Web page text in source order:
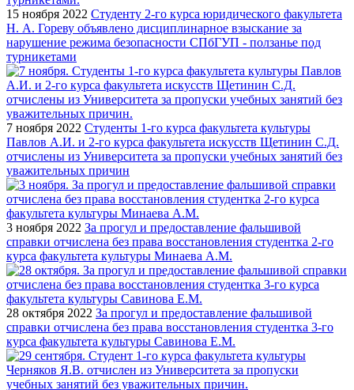
15 ноября 2022 Студенту 2-го курса юридического факультета
Н. А. Гореву объявлено дисциплинарное взыскание за
нарушение режима безопасности СПбГУП - ползанье под
турникетами
7 ноября 2022 Студенты 1-го курса факультета культуры
Павлов А.И. и 2-го курса факультета искусств Щетинин С.Д.
отчислены из Университета за пропуски учебных занятий без
уважительных причин
3 ноября 2022 За прогул и предоставление фальшивой
справки отчислена без права восстановления студентка 2-го
курса факультета культуры Минаева А.М.
28 октября 2022 За прогул и предоставление фальшивой
справки отчислена без права восстановления студентка 3-го
курса факультета культуры Савинова Е.М.